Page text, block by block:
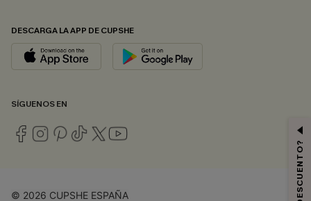
DESCARGA LA APP DE CUPSHE
SÍGUENOS EN
© 2026 CUPSHE ESPAÑA